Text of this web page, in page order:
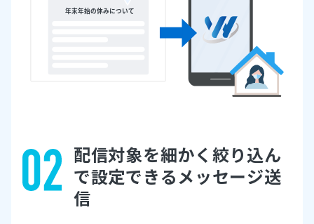
配信対象を細かく絞り込ん
で設定できるメッセージ送
信